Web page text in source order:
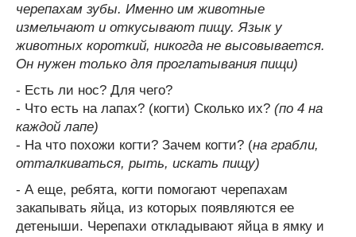
черепахам зубы. Именно им животные
измельчают и откусывают пищу. Язык у
животных короткий, никогда не высовывается.
Он нужен только для проглатывания пищи)
- Есть ли нос? Для чего?
- Что есть на лапах? (когти) Сколько их? (по 4 на
каждой лапе)
- На что похожи когти? Зачем когти? (на грабли,
отталкиваться, рыть, искать пищу)
- А еще, ребята, когти помогают черепахам
закапывать яйца, из которых появляются ее
детеныши. Черепахи откладывают яйца в ямку и